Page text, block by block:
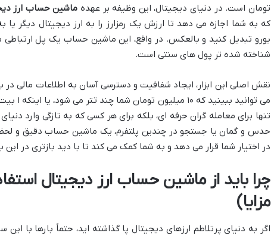
تومان است. در دنیای دیجیتال، این وظیفه بر عهده ماشین حساب ارز
که به شما اجازه می دهد تا ارزش یک رمزارز را به ارز دیجیتال دیگر یا
یورو تبدیل کنید و بالعکس. در واقع، این ماشین حساب یک پل
شناخته شده تر پول های سنتی است.
نقش اصلی این ابزار، ایجاد شفافیت و دسترسی آسان به اطلاعات مالی در
می
تنها برای معامله گران حرفه ای، بلکه برای هر کسی که به تازگی وارد
حدس و گمان یا جستجو در چندین پلتفرم، یک ماشین حساب دقیق و لحظه
در اختیار شما قرار می دهد و به شما کمک می کند تا با دید بازتری در این
چرا باید از ماشین حساب ارز دیجیتال
مزایا)
اگر به دنیای پرتلاطم ارزهای دیجیتال پا گذاشته اید، حتماً بارها با